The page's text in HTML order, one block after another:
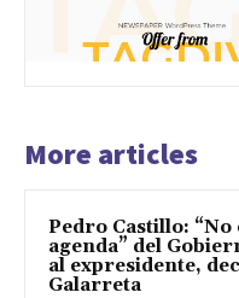
More articles
Pedro Castillo: “No
agenda” del
al expresidente,
Galarreta